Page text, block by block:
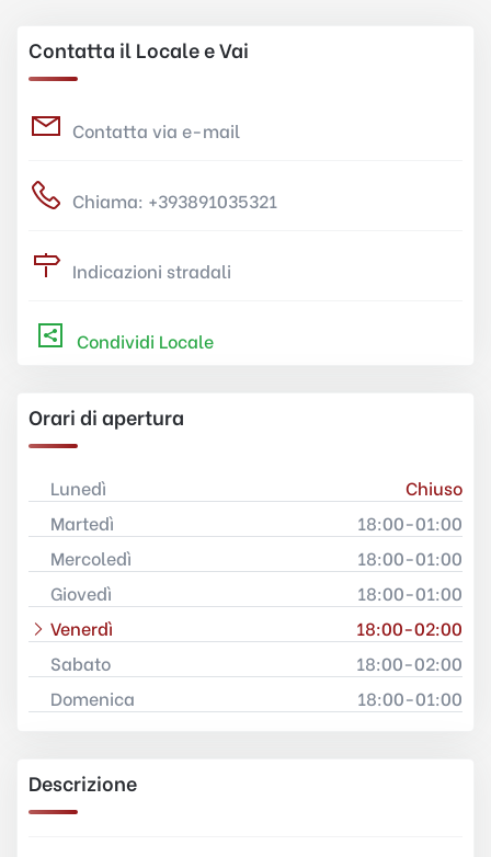
Contatta il Locale e Vai
Contatta via e-mail
Chiama: +393891035321
Indicazioni stradali
Condividi Locale
Orari di apertura
Lunedì
Chiuso
Martedì
18:00-01:00
Mercoledì
18:00-01:00
Giovedì
18:00-01:00
Venerdì
18:00-02:00
Sabato
18:00-02:00
Domenica
18:00-01:00
Descrizione